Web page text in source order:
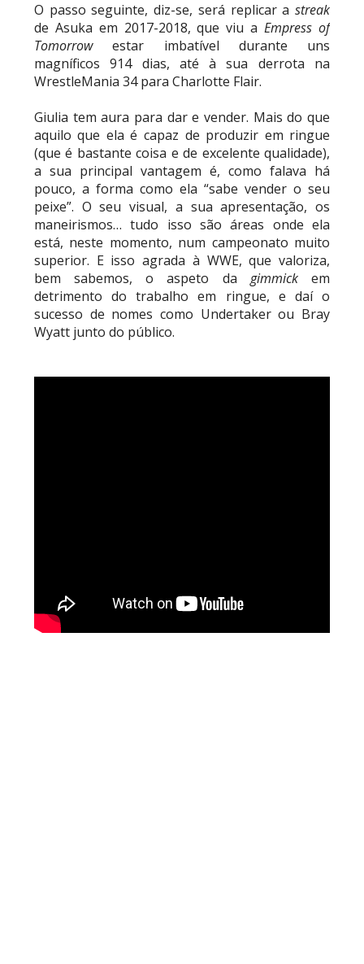
O passo seguinte, diz-se, será replicar astreak
de Asuka em 2017-2018, que viu aEmpress of
Tomorrowestar imbatível durante uns
magníficos 914 dias, até à sua derrota na
WrestleMania 34 para Charlotte Flair.
Giulia tem aura para dar e vender. Mais do que
aquilo que ela é capaz de produzir em ringue
(que é bastante coisa e de excelente qualidade),
a sua principal vantagem é, como falava há
pouco, a forma como ela “sabe vender o seu
peixe”. O seu visual, a sua apresentação, os
maneirismos… tudo isso são áreas onde ela
está, neste momento, num campeonato muito
superior. E isso agrada à WWE, que valoriza,
bem sabemos, o aspeto da gimmickem
detrimento do trabalho em ringue, e daí o
sucesso de nomes como Undertaker ou Bray
Wyatt junto do público.